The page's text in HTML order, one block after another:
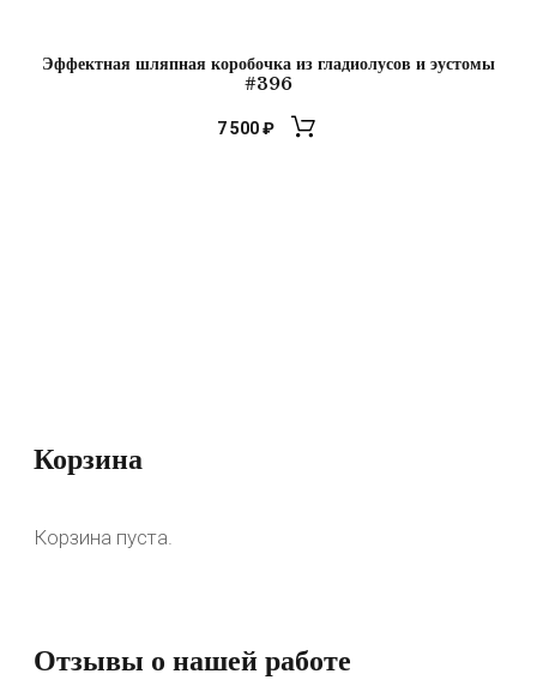
Эффектная шляпная коробочка из гладиолусов и эустомы
#396
7 500₽
Корзина
Корзина пуста.
Отзывы о нашей работе